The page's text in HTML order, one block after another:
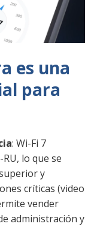
es una
para
: Wi-Fi 7
lo que se
y
críticas (video
vender
administración y